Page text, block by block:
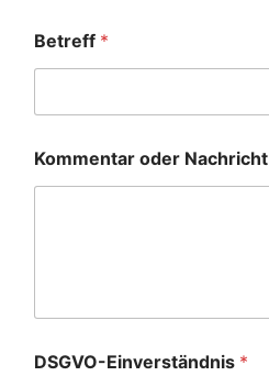
Betreff *
Kommentar oder Nachricht
DSGVO-Einverständnis *